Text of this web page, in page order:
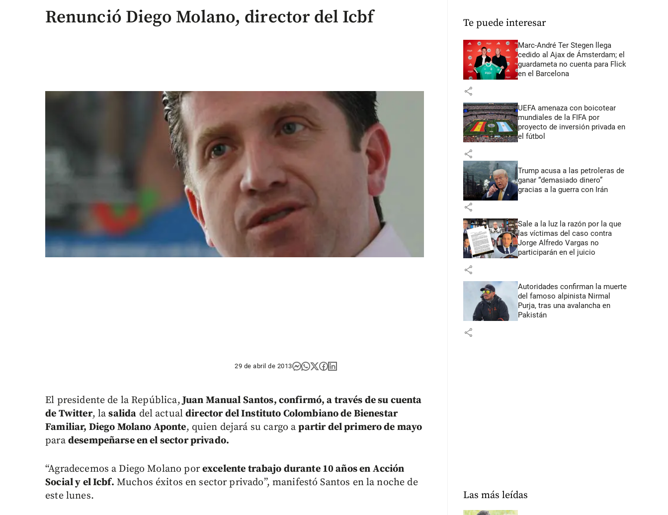
Renunció Diego Molano, director del Icbf
29 de abril de 2013
El presidente de la República,Juan Manual Santos, confirmó, a través de su cuenta
de Twitter, lasalida del actualdirector del Instituto Colombiano de Bienestar
Familiar, Diego Molano Aponte, quien dejará su cargo apartir del primero de mayo
para desempeñarse en el sector privado.
“Agradecemos a Diego Molano porexcelente trabajo durante 10 años en Acción
Social y el Icbf. Muchos éxitos en sector privado”, manifestó Santos en la noche de
este lunes.
Te puede interesar
Marc-André Ter Stegen llega
cedido al Ajax de Ámsterdam; el
guardameta no cuenta para Flick
en el Barcelona
share
UEFA amenaza con boicotear
mundiales de la FIFA por
proyecto de inversión privada en
el fútbol
share
Trump acusa a las petroleras de
ganar “demasiado dinero”
gracias a la guerra con Irán
share
Sale a la luz la razón por la que
las víctimas del caso contra
Jorge Alfredo Vargas no
participarán en el juicio
share
Autoridades confirman la muerte
del famoso alpinista Nirmal
Purja, tras una avalancha en
Pakistán
share
Las más leídas